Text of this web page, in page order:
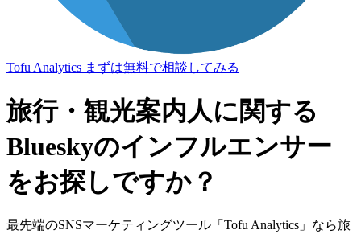
Tofu Analytics まずは無料で相談してみる
旅行・観光案内人に関する
Blueskyのインフルエンサー
をお探しですか？
最先端のSNSマーケティングツール「Tofu Analytics」なら旅